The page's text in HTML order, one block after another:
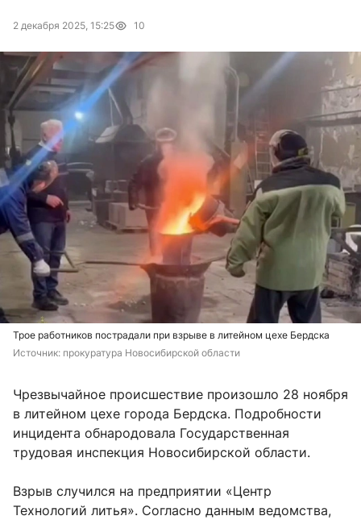
2 декабря 2025, 15:25 10
Трое работников пострадали при взрыве в литейном цехе Бердска
Источник: прокуратура Новосибирской области
Чрезвычайное происшествие произошло 28 ноября
в литейном цехе города Бердска. Подробности
инцидента обнародовала Государственная
трудовая инспекция Новосибирской области.
Взрыв случился на предприятии «Центр
Технологий литья». Согласно данным ведомства,